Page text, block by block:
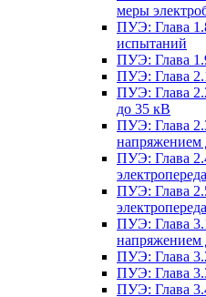
меры
ПУЭ: Глава
испытаний
ПУЭ: Глава
ПУЭ: Глава
ПУЭ: Глава
до 35 кВ
ПУЭ: Глава
напряжением
ПУЭ: Глава
ПУЭ: Глава
ПУЭ: Глава
напряжением
ПУЭ: Глава
ПУЭ: Глава
ПУЭ: Глава